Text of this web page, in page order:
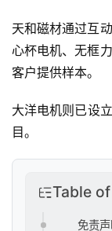
天和磁材通过互
心杯电机、无框
客户提供样本。
大洋电机则已设
目。
Table
免责